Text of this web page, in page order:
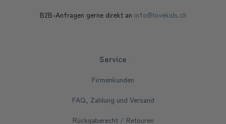
B2B-Anfragen gerne direkt an info@lovekids.ch
Service
Firmenkunden
FAQ, Zahlung und Versand
Rückgaberecht / Retouren